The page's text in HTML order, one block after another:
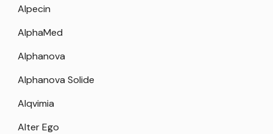
Alpecin
AlphaMed
Alphanova
Alphanova Solide
Alqvimia
Alter Ego